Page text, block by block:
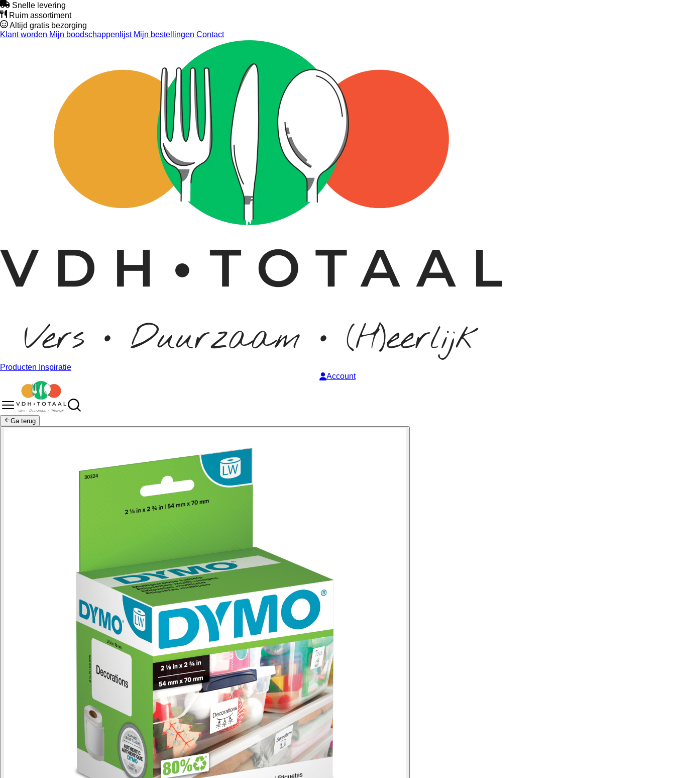
Snelle levering
Ruim assortiment
Altijd gratis bezorging
Klant worden Mijn boodschappenlijstMijn bestellingen Contact
Producten Inspiratie
Account
Ga terug